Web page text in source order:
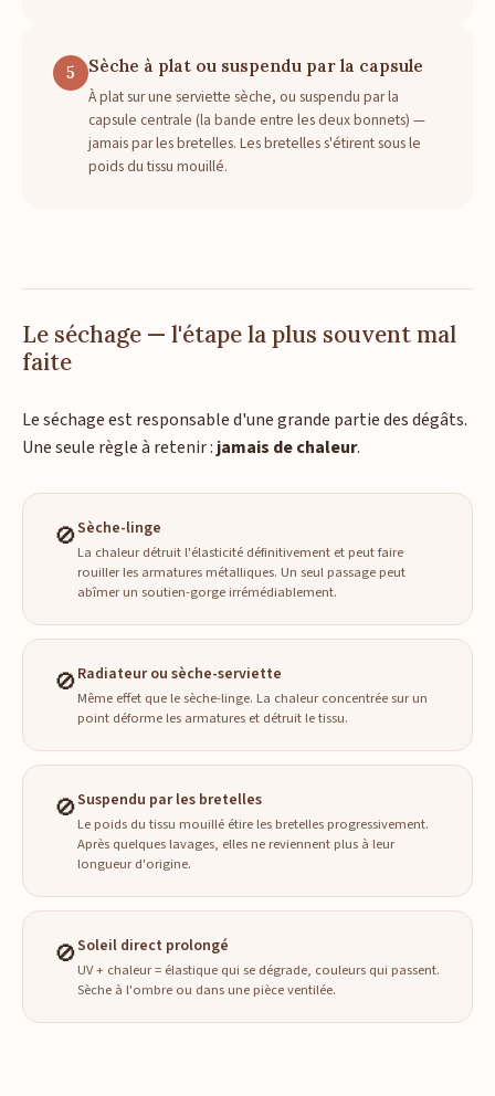
5
Sèche à plat ou suspendu par la capsule
À plat sur une serviette sèche, ou suspendu par la
capsule centrale (la bande entre les deux bonnets) —
jamais par les bretelles. Les bretelles s'étirent sous le
poids du tissu mouillé.
Le séchage — l'étape la plus souvent mal
faite
Le séchage est responsable d'une grande partie des dégâts.
Une seule règle à retenir : jamais de chaleur.
🚫Sèche-linge
La chaleur détruit l'élasticité définitivement et peut faire
rouiller les armatures métalliques. Un seul passage peut
abîmer un soutien-gorge irrémédiablement.
🚫Radiateur ou sèche-serviette
Même effet que le sèche-linge. La chaleur concentrée sur un
point déforme les armatures et détruit le tissu.
🚫Suspendu par les bretelles
Le poids du tissu mouillé étire les bretelles progressivement.
Après quelques lavages, elles ne reviennent plus à leur
longueur d'origine.
🚫Soleil direct prolongé
UV + chaleur = élastique qui se dégrade, couleurs qui passent.
Sèche à l'ombre ou dans une pièce ventilée.